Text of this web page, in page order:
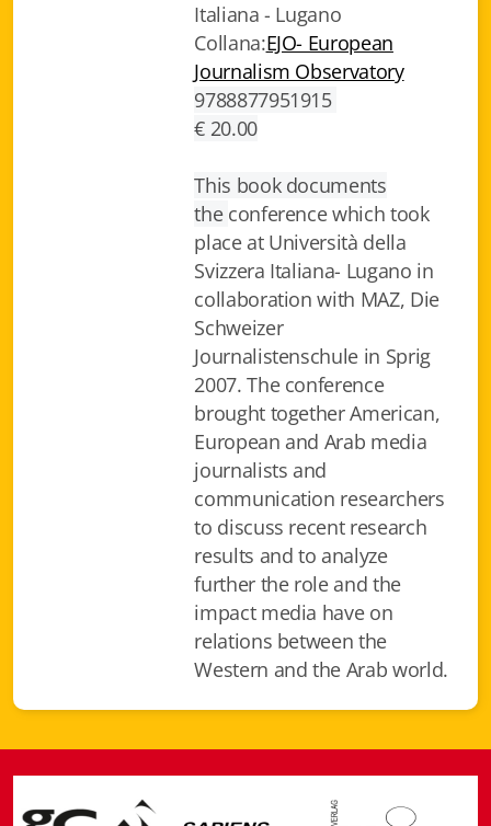
Italiana - Lugano
Collana:EJO- European
Journalism Observatory
9788877951915
€ 20.00
This book documents
the conference which took
place at Università della
Svizzera Italiana- Lugano in
collaboration with MAZ, Die
Schweizer
Journalistenschule in Sprig
2007. The conference
brought together American,
European and Arab media
journalists and
communication researchers
to discuss recent research
results and to analyze
further the role and the
impact media have on
relations between the
Western and the Arab world.
Fidia. Max Museo Chiasso
Fidia. Panoramas - Forces Vives par Jean Petit
Gottardo ed. Scrittori svizzeri
Gottardo ed. Tempi moderni